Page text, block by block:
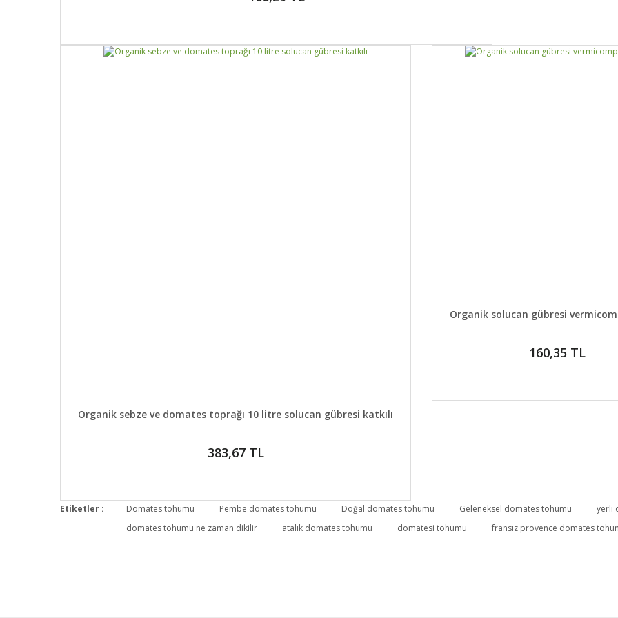
DETAYLAR GELİNCE HABER VER
Organik sebze ve domates toprağı 10 litre solucan gübresi katkılı
383,67 TL
DETAYLAR GELİNCE
Organik solucan gübresi
160,35 TL
Etiketler : Domates tohumu Pembe domates tohumu Doğal domates tohumu Geleneksel domates tohumu yerli
domates tohumu ne zaman dikilir
atalık domates tohumu domatesi tohumu fransız provence domates